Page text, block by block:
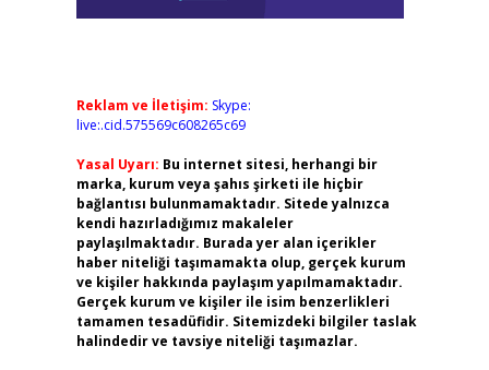
Reklam ve İletişim: Skype:
live:.cid.575569c608265c69
Yasal Uyarı: Bu internet sitesi, herhangi bir
marka, kurum veya şahıs şirketi ile hiçbir
bağlantısı bulunmamaktadır. Sitede yalnızca
kendi hazırladığımız makaleler
paylaşılmaktadır. Burada yer alan içerikler
haber niteliği taşımamakta olup, gerçek kurum
ve kişiler hakkında paylaşım yapılmamaktadır.
Gerçek kurum ve kişiler ile isim benzerlikleri
tamamen tesadüfidir. Sitemizdeki bilgiler taslak
halindedir ve tavsiye niteliği taşımazlar.